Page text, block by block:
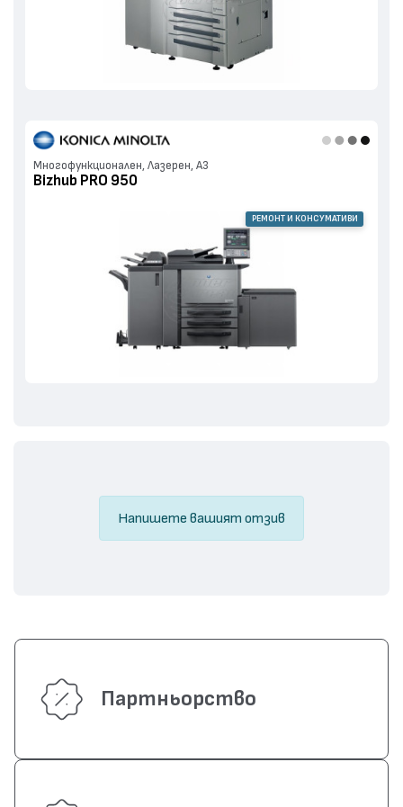
Многофункционален, Лазерен, А3
Bizhub PRO 950
РЕМОНТ И КОНСУМАТИВИ
Напишете вашият отзив
Партньорство